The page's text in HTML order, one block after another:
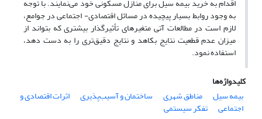
اقدام به خرید بیمه سیل برای منازل مسکونی خود می‌نمایند. با توجه
به وجود روابط بسیار پیچیده در مسائل اقتصادی- اجتماعی در جوامع،
لازم است در مطالعات آتی متغیرهای تأثیرگذار بیشتری که بتواند از
میزان عدم قطعیت نتایج بکاهد و نتایج دقیق‌­تری را به دست دهد،
استفاده نمود.
کلیدواژه‌ها
بیمه سیل
مناطق شهری ساختمان و آسیب‌پذیری اثرات اقتصادی و
اجتماعی
تفکر سیستمی